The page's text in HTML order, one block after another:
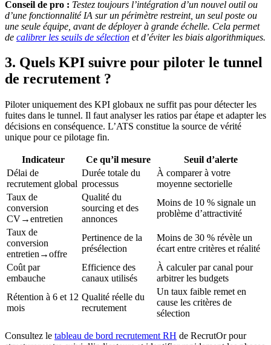
Conseil de pro : Testez toujours l’intégration d’un nouvel outil ou
d’une fonctionnalité IA sur un périmètre restreint, un seul poste ou
une seule équipe, avant de déployer à grande échelle. Cela permet
de calibrer les seuils de sélection et d’éviter les biais algorithmiques.
3. Quels KPI suivre pour piloter le tunnel
de recrutement ?
Piloter uniquement des KPI globaux ne suffit pas pour détecter les
fuites dans le tunnel. Il faut analyser les ratios par étape et adapter les
décisions en conséquence. L’ATS constitue la source de vérité
unique pour ce pilotage fin.
Indicateur Ce qu’il mesure
Seuil d’alerte
Délai de
recrutement global
Durée totale du
processus
À comparer à votre
moyenne sectorielle
Taux de
conversion
CV→entretien
Qualité du
sourcing et des
annonces
Moins de 10 % signale un
problème d’attractivité
Taux de
conversion
entretien→offre
Pertinence de la
présélection
Moins de 30 % révèle un
écart entre critères et réalité
Coût par
embauche
Efficience des
canaux utilisés
À calculer par canal pour
arbitrer les budgets
Rétention à 6 et 12
mois
Qualité réelle du
recrutement
Un taux faible remet en
cause les critères de
sélection
Consultez le tableau de bord recrutement RH de RecrutOr pour